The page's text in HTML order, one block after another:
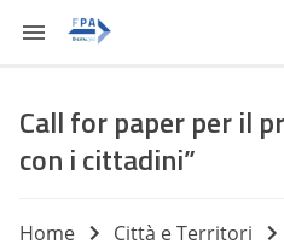
Call for paper per il
con i cittadini”
Home Città e Territori